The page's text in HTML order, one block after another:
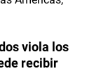
viola los
recibir